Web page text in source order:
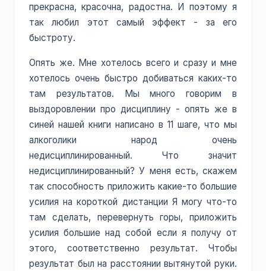
прекрасна, красочна, радостна. И поэтому я
так любил этот самый эффект - за его
быстроту.
Опять же. Мне хотелось всего и сразу и мне
хотелось очень быстро добиваться каких-то
там результатов. Мы много говорим в
выздоровлении про дисциплину - опять же в
синей нашей книги написано в 11 шаге, что мы
алкоголики народ очень
недисциплинированный. Что значит
недисциплинированный? У меня есть, скажем
так способность приложить какие-то большие
усилия на короткой дистанции Я могу что-то
там сделать, перевернуть горы, приложить
усилия большие над собой если я получу от
этого, соответственно результат. Чтобы
результат был на расстоянии вытянутой руки.